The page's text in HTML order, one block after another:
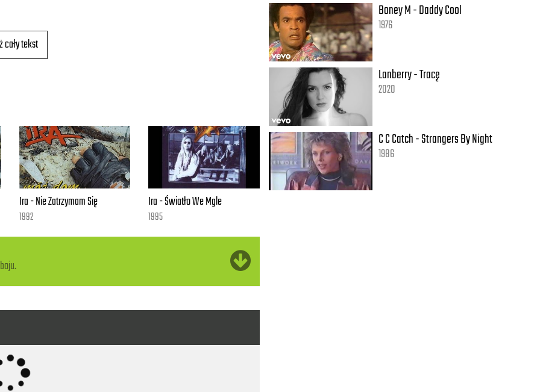
cały tekst
Ira - Nie Zatrzymam Się
1992
Ira - Światło We Mgle
1995
Boney M - Daddy Cool
1976
Lanberry - Tracę
2020
C C Catch - Strangers By Night
1986